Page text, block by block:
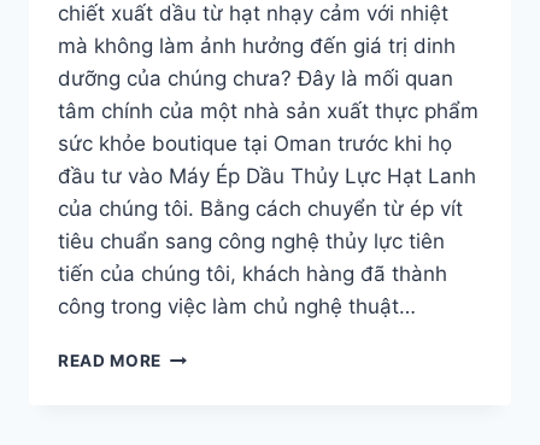
chiết xuất dầu từ hạt nhạy cảm với nhiệt
mà không làm ảnh hưởng đến giá trị dinh
dưỡng của chúng chưa? Đây là mối quan
tâm chính của một nhà sản xuất thực phẩm
sức khỏe boutique tại Oman trước khi họ
đầu tư vào Máy Ép Dầu Thủy Lực Hạt Lanh
của chúng tôi. Bằng cách chuyển từ ép vít
tiêu chuẩn sang công nghệ thủy lực tiên
tiến của chúng tôi, khách hàng đã thành
công trong việc làm chủ nghệ thuật…
READ MORE MÁY